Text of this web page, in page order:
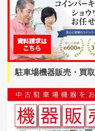
駐車場機器販売・買取